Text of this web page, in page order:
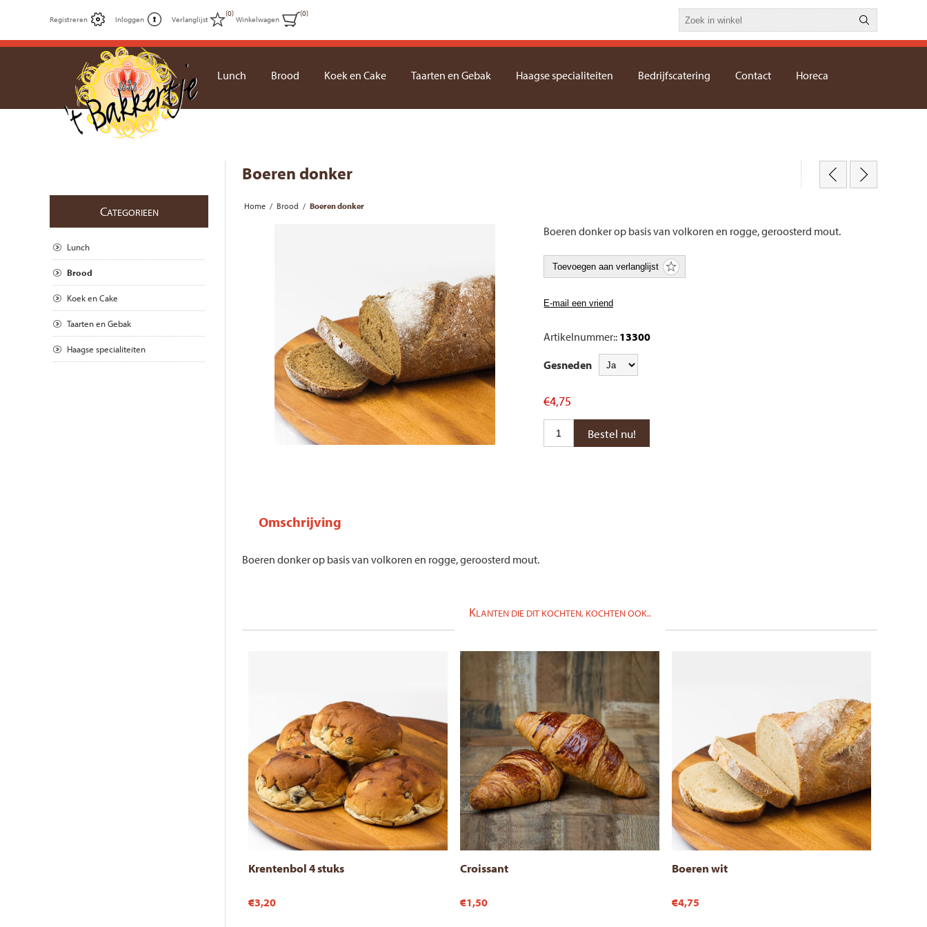
Registreren Inloggen Verlanglijst
(0)
Winkelwagen
(0)
Lunch Brood Koek en Cake Taarten en Gebak Haagse specialiteiten Bedrijfscatering Contact Horeca
Boeren donker
Home / Brood / Boeren donker
Boeren donker op basis van volkoren en rogge, geroosterd mout.
Artikelnummer:: 13300
Gesneden
€4,75
Omschrijving
Boeren donker op basis van volkoren en rogge, geroosterd mout.
KLANTEN DIE DIT KOCHTEN, KOCHTEN OOK..
Krentenbol 4 stuks
€3,20
Croissant
€1,50
Boeren wit
€4,75
CATEGORIEEN
Lunch
Brood
Koek en Cake
Taarten en Gebak
Haagse specialiteiten